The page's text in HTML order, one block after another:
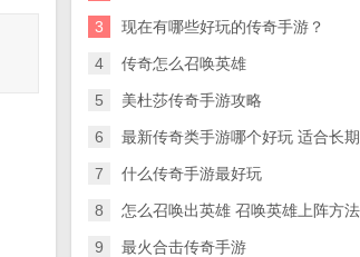
3 现在有哪些好玩的传奇手游？
4 传奇怎么召唤英雄
5 美杜莎传奇手游攻略
6 最新传奇类手游哪个好玩 适合长
7 什么传奇手游最好玩
8 怎么召唤出英雄 召唤英雄上阵方
9 最火合击传奇手游